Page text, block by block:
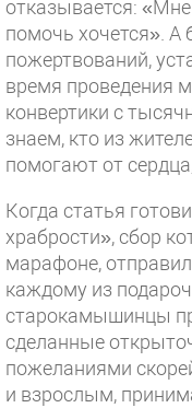
отказывается:
помочь хочется». А
пожертвований,
время проведения
конвертики с
знаем, кто из
помогают от
Когда статья
храбрости», сбор
марафоне,
каждому из
старокамышинцы
сделанные
пожеланиями
и взрослым,